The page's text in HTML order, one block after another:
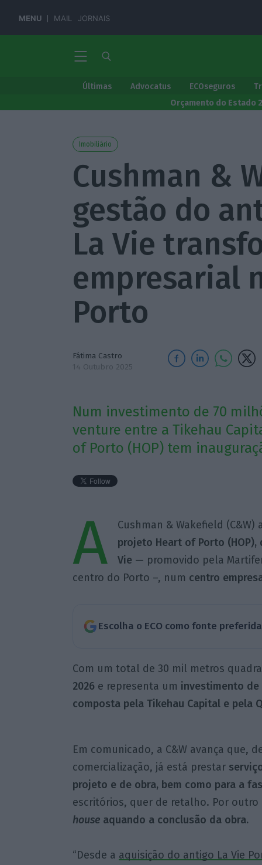
MENU MAIL JORNAIS
Últimas Advocatus ECOseguros
Orçamento do Estado
Imobiliário
Cushman &
gestão do
La Vie
empresarial
Porto
Fátima Castro
14 Outubro 2025
Num investimento de 70
venture entre a Tikehau
of Porto (HOP) tem
A Cushman & Wakefield
projeto Heart of Porto
Vie — promovido pela
centro do Porto –, num centro
Escolha o ECO como fonte
Com um total de 30 mil metros
2026 e representa um investimento de
composta pela Tikehau Capital e pela
Em comunicado, a C&W avança que,
comercialização, já está prestar
projeto e de obra, bem como para a
escritórios, quer de retalho. Por outro
houseaquando a conclusão da obra.
“Desde a aquisição do antigo La Vie